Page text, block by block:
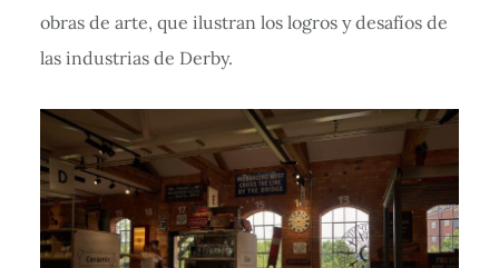
obras de arte, que ilustran los logros y desafíos de
las industrias de Derby.